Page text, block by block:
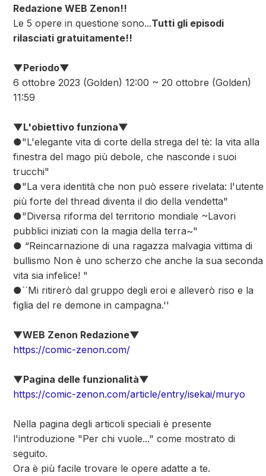
Redazione WEB Zenon!!
Le 5 opere in questione sono...Tutti gli episodi
rilasciati gratuitamente!!
▼Periodo▼
6 ottobre 2023 (Golden) 12:00 ~ 20 ottobre (Golden)
11:59
▼L'obiettivo funziona▼
●"L'elegante vita di corte della strega del tè: la vita alla
finestra del mago più debole, che nasconde i suoi
trucchi"
●"La vera identità che non può essere rivelata: l'utente
più forte del thread diventa il dio della vendetta"
●"Diversa riforma del territorio mondiale ~Lavori
pubblici iniziati con la magia della terra~"
● “Reincarnazione di una ragazza malvagia vittima di
bullismo Non è uno scherzo che anche la sua seconda
vita sia infelice! "
●``Mi ritirerò dal gruppo degli eroi e alleverò riso e la
figlia del re demone in campagna.''
▼WEB Zenon Redazione▼
https://comic-zenon.com/
▼Pagina delle funzionalità▼
https://comic-zenon.com/article/entry/isekai/muryo
Nella pagina degli articoli speciali è presente
l'introduzione "Per chi vuole..." come mostrato di
seguito.
Ora è più facile trovare le opere adatte a te.